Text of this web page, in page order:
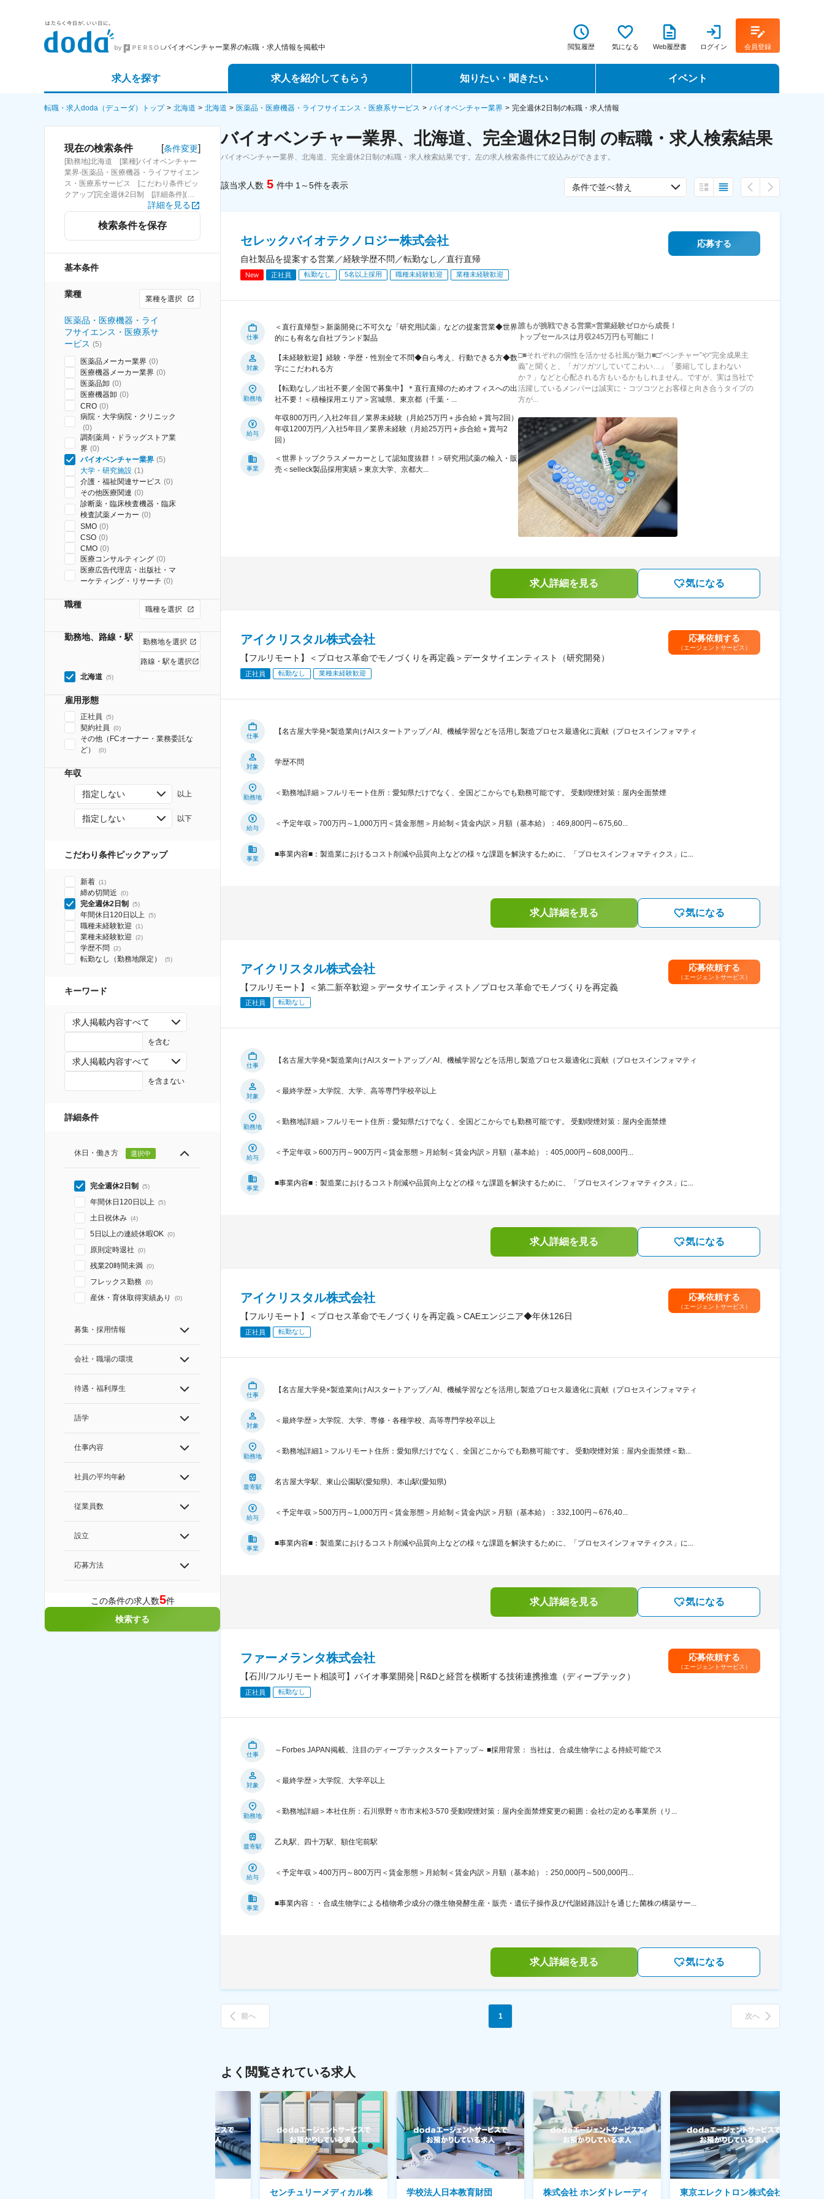
バイオベンチャー業界の転職・求人情報を掲載中 閲覧履歴 気になる Web履歴書 ログイン 会員登録
求人を探す
詳細条件から探す
求人特集から探す
求人を紹介してもらう
エージェントサービス
スカウトサービス
知りたい・聞きたい
転職ノウハウ
データで見る転職
イベント
転職イベント・転職セミナー
転職フェア
転職・求人doda（デューダ）トップ 北海道 北海道 医薬品・医療機器・ライフサイエンス・医療系サービス バイオベンチャー業界 完全週休2日制の転職・求人情報
現在の検索条件 [条件変更]
[勤務地]北海道 [業種]バイオベンチャー
業界-医薬品・医療機器・ライフサイエン
ス・医療系サービス [こだわり条件ピッ
クアップ]完全週休2日制 [詳細条件](休
日・働き方)完全週休2日制詳細を見る
検索条件を保存
基本条件
業種 業種を選択
医薬品・医療機器・ライ
フサイエンス・医療系サ
ービス (5)
医薬品メーカー業界 (0)
医療機器メーカー業界 (0)
医薬品卸 (0)
医療機器卸 (0)
CRO (0)
病院・大学病院・クリニック
(0)
調剤薬局・ドラッグストア業
界 (0)
バイオベンチャー業界 (5)
大学・研究施設 (1)
介護・福祉関連サービス (0)
その他医療関連 (0)
診断薬・臨床検査機器・臨床
検査試薬メーカー (0)
SMO (0)
CSO (0)
CMO (0)
医療コンサルティング (0)
医療広告代理店・出版社・マ
ーケティング・リサーチ (0)
職種 職種を選択
勤務地、路線・駅 勤務地を選択
路線・駅を選択
北海道 (5)
雇用形態
正社員 (5)
契約社員 (0)
その他（FCオーナー・業務委託な
ど）
(0)
年収
指定しない 以上
指定しない 以下
こだわり条件ピックアップ
新着 (1)
締め切間近 (0)
完全週休2日制 (5)
年間休日120日以上 (5)
職種未経験歓迎 (1)
業種未経験歓迎 (2)
学歴不問 (2)
転勤なし（勤務地限定） (5)
キーワード
求人掲載内容すべて
を含む
求人掲載内容すべて
を含まない
詳細条件
休日・働き方 選択中
完全週休2日制 (5)
年間休日120日以上 (5)
土日祝休み (4)
5日以上の連続休暇OK (0)
原則定時退社 (0)
残業20時間未満 (0)
フレックス勤務 (0)
産休・育休取得実績あり (0)
募集・採用情報
会社・職場の環境
待遇・福利厚生
語学
仕事内容
社員の平均年齢
従業員数
設立
応募方法
この条件の求人数5件
検索する
バイオベンチャー業界、北海道、完全週休2日制 の転職・求人検索結果
バイオベンチャー業界、北海道、完全週休2日制の転職・求人検索結果です。左の求人検索条件にて絞込みができます。
該当求人数 5 件中 1～5件を表示 条件で並べ替え
セレックバイオテクノロジー株式会社
自社製品を提案する営業／経験学歴不問／転勤なし／直行直帰
New 正社員 転勤なし 5名以上採用 職種未経験歓迎 業種未経験歓迎
応募する
仕事
＜直行直帰型＞新薬開発に不可欠な「研究用試薬」などの提案営業◆世界
的にも有名な自社ブランド製品
対象
【未経験歓迎】経験・学歴・性別全て不問◆自ら考え、行動できる方◆数
字にこだわれる方
勤務地
【転勤なし／出社不要／全国で募集中】＊直行直帰のためオフィスへの出
社不要！＜積極採用エリア＞宮城県、東京都（千葉・...
給与
年収800万円／入社2年目／業界未経験（月給25万円＋歩合給＋賞与2回）
年収1200万円／入社5年目／業界未経験（月給25万円＋歩合給＋賞与2
回）
事業
＜世界トップクラスメーカーとして認知度抜群！＞研究用試薬の輸入・販
売＜selleck製品採用実績＞東京大学、京都大...
誰もが挑戦できる営業×営業経験ゼロから成長！
トップセールスは月収245万円も可能に！
□■それぞれの個性を活かせる社風が魅力■□“ベンチャー”や“完全成果主
義”と聞くと、「ガツガツしていてこわい…」「萎縮してしまわない
か？」などと心配される方もいるかもしれません。ですが、実は当社で
活躍しているメンバーは誠実に・コツコツとお客様と向き合うタイプの
方が...
求人詳細を見る 気になる
アイクリスタル株式会社
【フルリモート】＜プロセス革命でモノづくりを再定義＞データサイエンティスト（研究開発）
正社員 転勤なし 業種未経験歓迎
応募依頼する
（エージェントサービス）
仕事
【名古屋大学発×製造業向けAIスタートアップ／AI、機械学習などを活用し製造プロセス最適化に貢献（プロセスインフォマティ
対象
学歴不問
勤務地
＜勤務地詳細＞フルリモート住所：愛知県だけでなく、全国どこからでも勤務可能です。 受動喫煙対策：屋内全面禁煙
給与
＜予定年収＞700万円～1,000万円＜賃金形態＞月給制＜賃金内訳＞月額（基本給）：469,800円～675,60...
事業
■事業内容■：製造業におけるコスト削減や品質向上などの様々な課題を解決するために、「プロセスインフォマティクス」に...
求人詳細を見る 気になる
アイクリスタル株式会社
【フルリモート】＜第二新卒歓迎＞データサイエンティスト／プロセス革命でモノづくりを再定義
正社員 転勤なし
応募依頼する
（エージェントサービス）
仕事
【名古屋大学発×製造業向けAIスタートアップ／AI、機械学習などを活用し製造プロセス最適化に貢献（プロセスインフォマティ
対象
＜最終学歴＞大学院、大学、高等専門学校卒以上
勤務地
＜勤務地詳細＞フルリモート住所：愛知県だけでなく、全国どこからでも勤務可能です。 受動喫煙対策：屋内全面禁煙
給与
＜予定年収＞600万円～900万円＜賃金形態＞月給制＜賃金内訳＞月額（基本給）：405,000円～608,000円...
事業
■事業内容■：製造業におけるコスト削減や品質向上などの様々な課題を解決するために、「プロセスインフォマティクス」に...
求人詳細を見る 気になる
アイクリスタル株式会社
【フルリモート】＜プロセス革命でモノづくりを再定義＞CAEエンジニア◆年休126日
正社員 転勤なし
応募依頼する
（エージェントサービス）
仕事
【名古屋大学発×製造業向けAIスタートアップ／AI、機械学習などを活用し製造プロセス最適化に貢献（プロセスインフォマティ
対象
＜最終学歴＞大学院、大学、専修・各種学校、高等専門学校卒以上
勤務地
＜勤務地詳細1＞フルリモート住所：愛知県だけでなく、全国どこからでも勤務可能です。 受動喫煙対策：屋内全面禁煙＜勤...
最寄駅
名古屋大学駅、東山公園駅(愛知県)、本山駅(愛知県)
給与
＜予定年収＞500万円～1,000万円＜賃金形態＞月給制＜賃金内訳＞月額（基本給）：332,100円～676,40...
事業
■事業内容■：製造業におけるコスト削減や品質向上などの様々な課題を解決するために、「プロセスインフォマティクス」に...
求人詳細を見る 気になる
ファーメランタ株式会社
【石川/フルリモート相談可】バイオ事業開発│R&Dと経営を横断する技術連携推進（ディープテック）
正社員 転勤なし
応募依頼する
（エージェントサービス）
仕事
～Forbes JAPAN掲載、注目のディープテックスタートアップ～ ■採用背景： 当社は、合成生物学による持続可能でス
対象
＜最終学歴＞大学院、大学卒以上
勤務地
＜勤務地詳細＞本社住所：石川県野々市市末松3-570 受動喫煙対策：屋内全面禁煙変更の範囲：会社の定める事業所（リ...
最寄駅
乙丸駅、四十万駅、額住宅前駅
給与
＜予定年収＞400万円～800万円＜賃金形態＞月給制＜賃金内訳＞月額（基本給）：250,000円～500,000円...
事業
■事業内容：・合成生物学による植物希少成分の微生物発酵生産・販売・遺伝子操作及び代謝経路設計を通じた菌株の構築サー...
求人詳細を見る 気になる
前へ 1 次へ
よく閲覧されている求人
センチュリーメディカル株 学校法人日本教育財団 株式会社 ホンダトレーディ 東京エレクトロン株式会社